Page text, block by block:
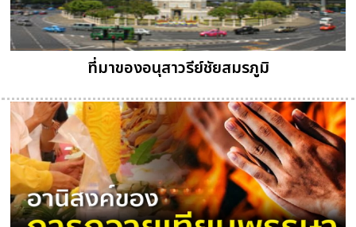
ที่มาของอนุสาวรีย์ชัยสมรภูมิ